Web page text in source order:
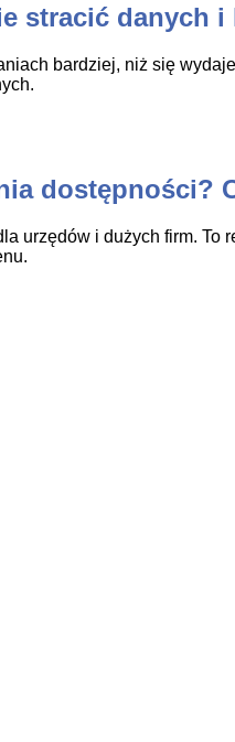
stracić danych i
bardziej, niż się
dostępności?
urzędów i dużych firm.